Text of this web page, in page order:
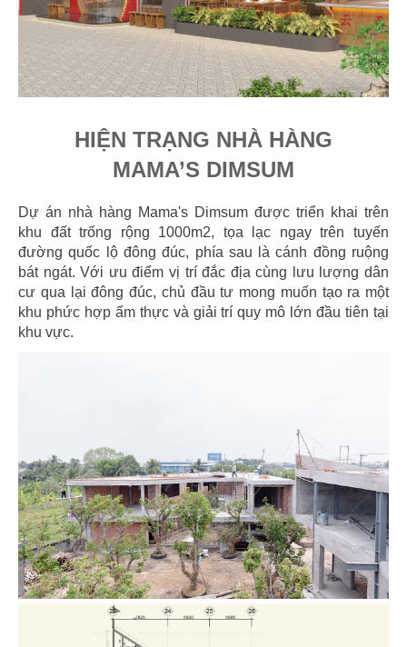
HIỆN TRẠNG NHÀ HÀNG
MAMA’S DIMSUM
Dự án nhà hàng Mama's Dimsum được triển khai trên
khu đất trống rộng 1000m2, tọa lạc ngay trên tuyến
đường quốc lộ đông đúc, phía sau là cánh đồng ruộng
bát ngát. Với ưu điểm vị trí đắc địa cùng lưu lượng dân
cư qua lại đông đúc, chủ đầu tư mong muốn tạo ra một
khu phức hợp ẩm thực và giải trí quy mô lớn đầu tiên tại
khu vực.
THIẾT KẾ NHÀ HÀNG HOA BAOZ
DIMSUM - NGUYỄN TRI PHƯƠNG, Q.5
Chủ đầu tư: Công ty TNHH BaoZ Dimsum
Diện tích: 270m2
Địa điểm: 82-84-86-88 Đ. Nguyễn Tri Phương, Quận